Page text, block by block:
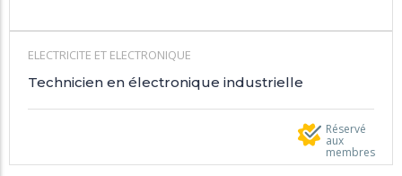
ELECTRICITE ET ELECTRONIQUE
Technicien en électronique industrielle
Réservé
aux
membres